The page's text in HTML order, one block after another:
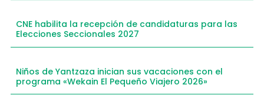
CNE habilita la recepción de candidaturas para las
Elecciones Seccionales 2027
Niños de Yantzaza inician sus vacaciones con el
programa «Wekain El Pequeño Viajero 2026»